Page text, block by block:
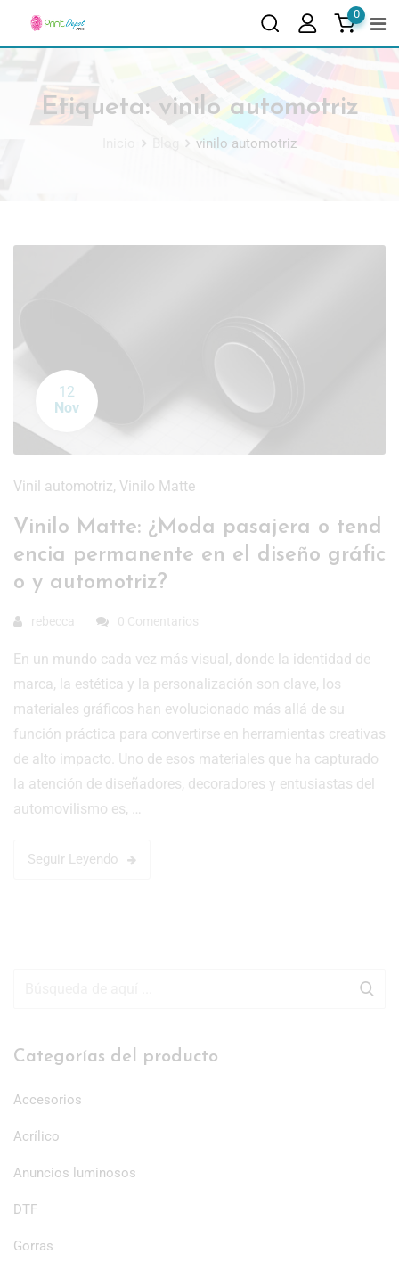
0
Etiqueta: vinilo automotriz
vinilo automotriz
12
Nov
Vinil automotriz, Vinilo Matte
Vinilo Matte: ¿Moda pasajera o tend
encia permanente en el diseño gráfic
o y automotriz?
rebecca 0 Comentarios
En un mundo cada vez más visual, donde la identidad de
marca, la estética y la personalización son clave, los
materiales gráficos han evolucionado más allá de su
función práctica para convertirse en herramientas creativas
de alto impacto. Uno de esos materiales que ha capturado
la atención de diseñadores, decoradores y entusiastas del
automovilismo es, …
Seguir Leyendo
Categorías del producto
Accesorios
Acrílico
Anuncios luminosos
DTF
Gorras